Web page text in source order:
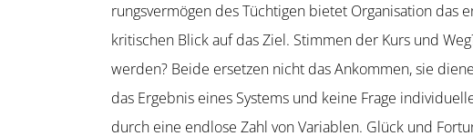
rungs­ver­mögen des Tüchtigen bietet Organi­sation
kriti­schen Blick auf das Ziel. Stimmen der Kurs und
werden? Beide ersetzen nicht das Ankommen, sie
das Ergebnis eines Systems und keine Frage
durch eine endlose Zahl von Variablen. Glück und